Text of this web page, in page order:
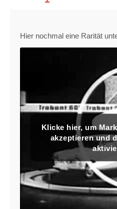
Hier nochmal eine Rarität
Klicke hier, um
akzeptieren und